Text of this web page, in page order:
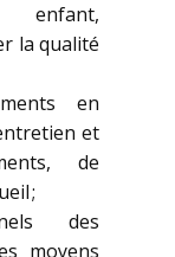
enfant,
la qualité
en
et
de
;
des
moyens